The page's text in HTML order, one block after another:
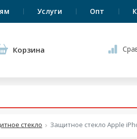
Услуги Опт
Корзина
стекло Защитное стекло Apple